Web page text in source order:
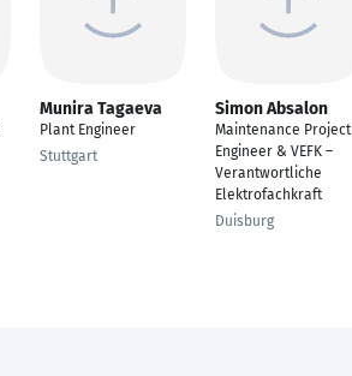
Munira Tagaeva
Plant Engineer
Stuttgart
Simon Absalon
Maintenance Project
Engineer & VEFK –
Verantwortliche
Elektrofachkraft
Duisburg